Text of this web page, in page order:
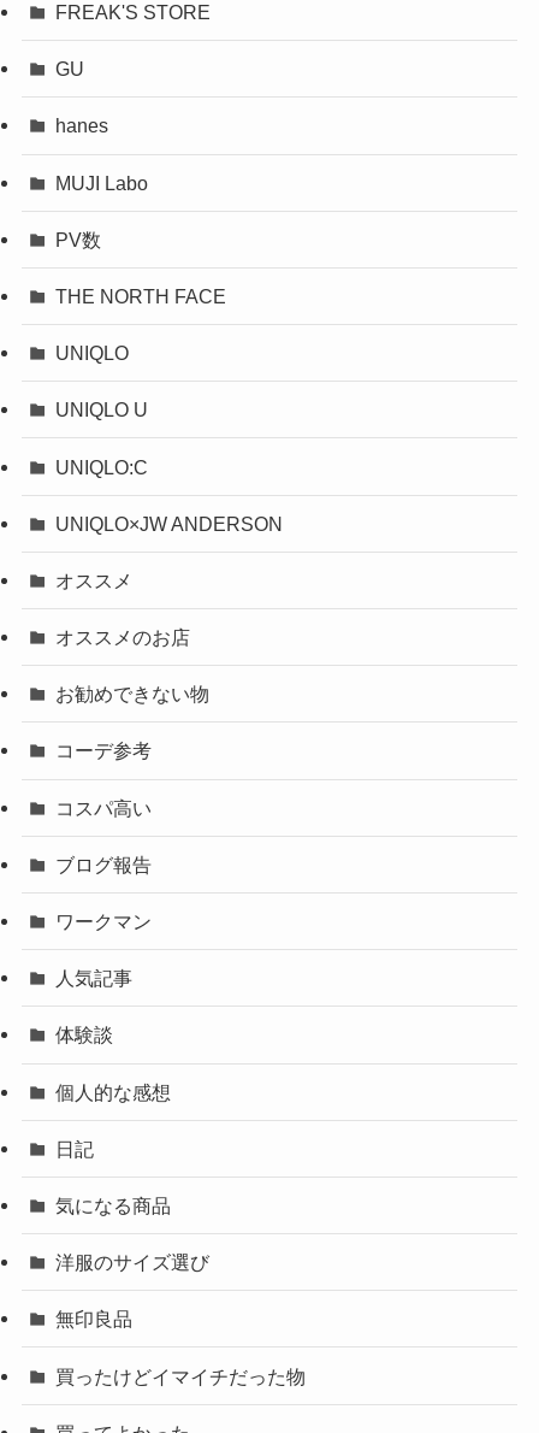
FREAK'S STORE
GU
hanes
MUJI Labo
PV数
THE NORTH FACE
UNIQLO
UNIQLO U
UNIQLO:C
UNIQLO×JW ANDERSON
オススメ
オススメのお店
お勧めできない物
コーデ参考
コスパ高い
ブログ報告
ワークマン
人気記事
体験談
個人的な感想
日記
気になる商品
洋服のサイズ選び
無印良品
買ったけどイマイチだった物